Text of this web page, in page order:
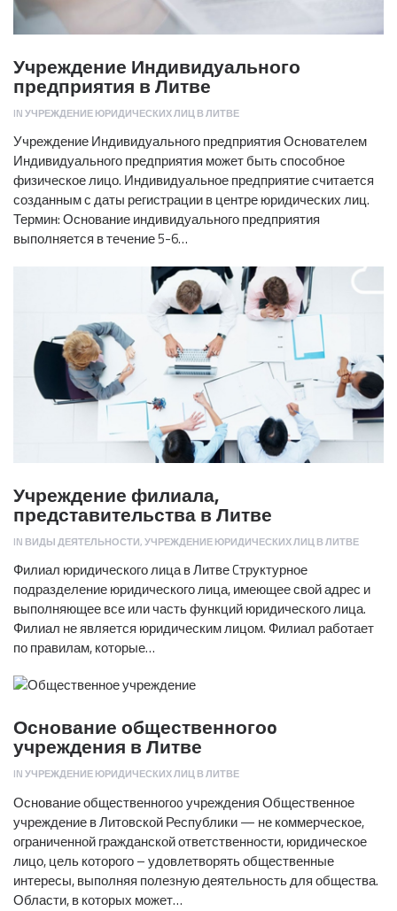
Учреждение Индивидуального
предприятия в Литве
INУЧРЕЖДЕНИЕ ЮРИДИЧЕСКИХ ЛИЦ В ЛИТВЕ
Учреждение Индивидуального предприятия Основателем
Индивидуального предприятия может быть способное
физическое лицо. Индивидуальное предприятие считается
созданным с даты регистрации в центре юридических лиц.
Термин: Основание индивидуального предприятия
выполняется в течение 5-6…
Учреждение филиала,
представительства в Литве
IN ВИДЫ ДЕЯТЕЛЬНОСТИ,УЧРЕЖДЕНИЕ ЮРИДИЧЕСКИХ ЛИЦ В ЛИТВЕ
Филиал юридического лица в Литве Cтруктурное
подразделение юридического лица, имеющее свой адрес и
выполняющее все или часть функций юридического лица.
Филиал не является юридическим лицом. Филиал работает
по правилам, которые…
Основание общественногоo
учреждения в Литве
INУЧРЕЖДЕНИЕ ЮРИДИЧЕСКИХ ЛИЦ В ЛИТВЕ
Основание общественногоo учреждения Общественное
учреждение в Литовской Республики — не коммерческое,
ограниченной гражданской ответственности, юридическое
лицо, цель которого – удовлетворять общественные
интересы, выполняя полезную деятельность для общества.
Области, в которых может…